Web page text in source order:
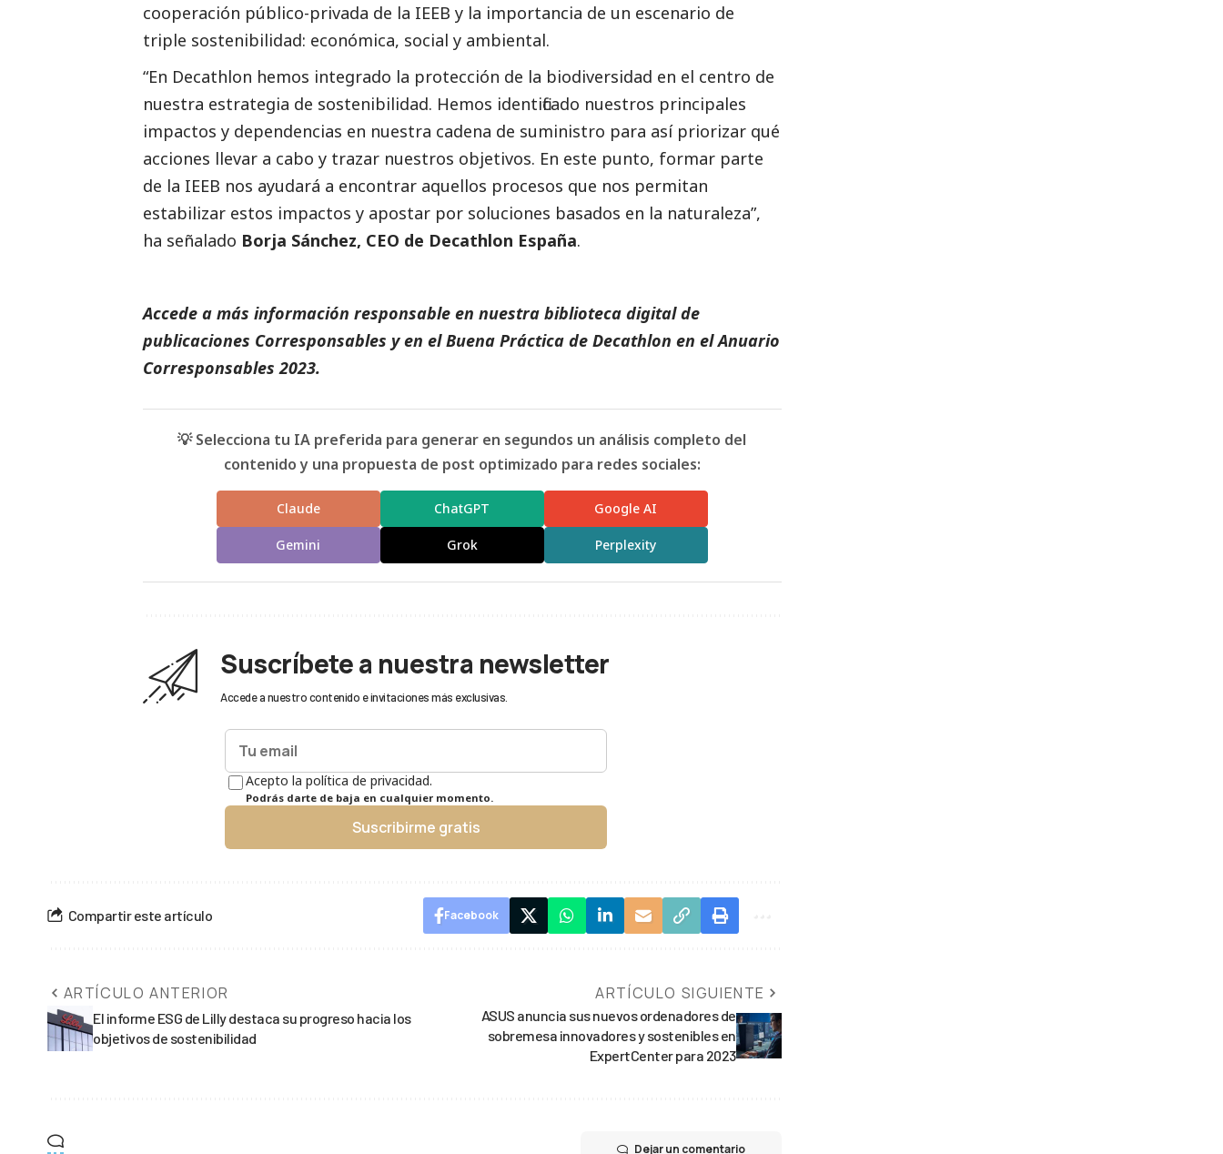
cooperación público-privada de la IEEB y la importancia de un escenario de
triple sostenibilidad: económica, social y ambiental.
“En Decathlon hemos integrado la protección de la biodiversidad en el centro de
nuestra estrategia de sostenibilidad. Hemos identificado nuestros principales
impactos y dependencias en nuestra cadena de suministro para así priorizar qué
acciones llevar a cabo y trazar nuestros objetivos. En este punto, formar parte
de la IEEB nos ayudará a encontrar aquellos procesos que nos permitan
estabilizar estos impactos y apostar por soluciones basados en la naturaleza”,
ha señalado Borja Sánchez, CEO de Decathlon España.
Accede a más información responsable en nuestra biblioteca digital de
publicaciones Corresponsables y en elBuena Práctica de Decathlon en elAnuario
Corresponsables 2023.
💡 Selecciona tu IA preferida para generar en segundos un análisis completo del
contenido y una propuesta de post optimizado para redes sociales:
Claude ChatGPT Google AI
Gemini Grok Perplexity
Suscríbete a nuestra newsletter
Accede a nuestro contenido e invitaciones más exclusivas.
Acepto la política de privacidad.
Podrás darte de baja en cualquier momento.
Suscribirme gratis
Compartir este artículo Facebook
ARTÍCULO ANTERIOR
El informe ESG de Lilly destaca su progreso hacia los
objetivos de sostenibilidad
ARTÍCULO SIGUIENTE
ASUS anuncia sus nuevos ordenadores de
sobremesa innovadores y sostenibles en
ExpertCenter para 2023
Dejar un comentario